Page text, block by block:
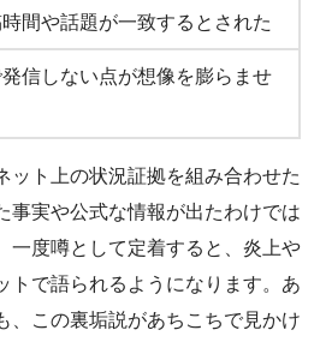
間や話題が一致するとされた
信しない点が想像を膨らませ
ット上の状況証拠を組み合わせた
事実や公式な情報が出たわけでは
一度噂として定着すると、炎上や
トで語られるようになります。あ
、この裏垢説があちこちで見かけ